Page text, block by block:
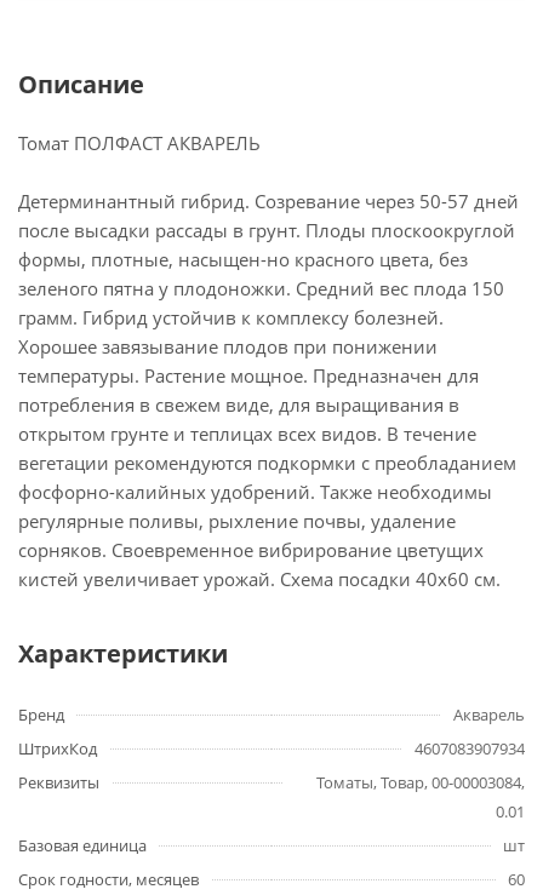
Описание
Томат ПОЛФАСТ АКВАРЕЛЬ
Детерминантный гибрид. Созревание через 50-57 дней
после высадки рассады в грунт. Плоды плоскоокруглой
формы, плотные, насыщен-но красного цвета, без
зеленого пятна у плодоножки. Средний вес плода 150
грамм. Гибрид устойчив к комплексу болезней.
Хорошее завязывание плодов при понижении
температуры. Растение мощное. Предназначен для
потребления в свежем виде, для выращивания в
открытом грунте и теплицах всех видов. В течение
вегетации рекомендуются подкормки с преобладанием
фосфорно-калийных удобрений. Также необходимы
регулярные поливы, рыхление почвы, удаление
сорняков. Своевременное вибрирование цветущих
кистей увеличивает урожай. Схема посадки 40х60 см.
Характеристики
Бренд
Акварель
ШтрихКод
4607083907934
Реквизиты
Томаты, Товар, 00-00003084,
0.01
Базовая единица
шт
Срок годности, месяцев
60